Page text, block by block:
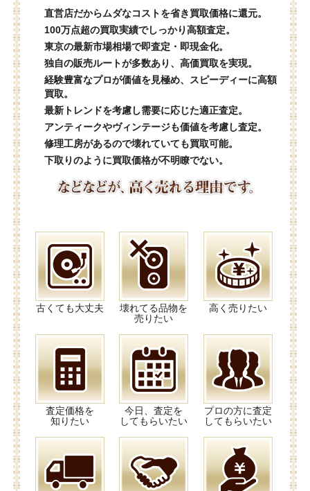
直営店だからムダなコストを省き買取価格に還元。
100万点超の買取実績でしっかり高額査定。
東京の最新市場相場で即査定・即現金化。
独自の販売ルートが多数あり、高価買取を実現。
経験豊富なプロが価値を見極め、スピーディーに高額
買取。
最新トレンドを考慮し需要に応じた適正査定。
アンティークやヴィンテージも価値を考慮し査定。
修理工房があるので壊れていても買取可能。
下取りのように買取価格が不明瞭でない。
古くても大丈夫
壊れてる品物を
売りたい
高く売りたい
査定価格を
知りたい
今日、査定を
してもらいたい
プロの方に査定
してもらいたい